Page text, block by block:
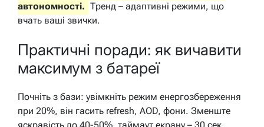
автономності. Тренд – адаптивні режими, що
вчать ваші звички.
Практичні поради: як вичавити
максимум з батареї
Почніть з бази: увімкніть режим енергозбереження
при 20%, він гасить refresh, AOD, фони. Зменште
яскравість до 40-50%, таймаут екрану – 30 сек.